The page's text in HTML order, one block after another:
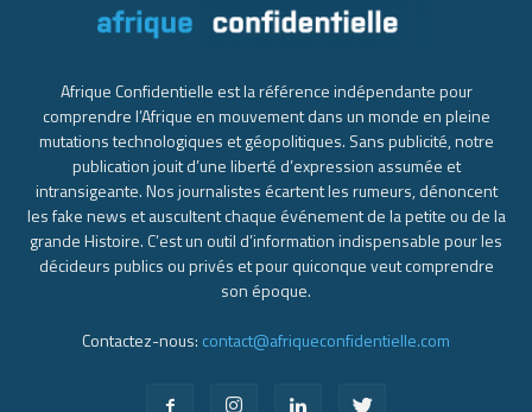
Afrique Confidentielle est la référence indépendante pour
comprendre l’Afrique en mouvement dans un monde en pleine
mutations technologiques et géopolitiques. Sans publicité, notre
publication jouit d’une liberté d’expression assumée et
intransigeante. Nos journalistes écartent les rumeurs, dénoncent
les fake news et auscultent chaque événement de la petite ou de la
grande Histoire. C’est un outil d’information indispensable pour les
décideurs publics ou privés et pour quiconque veut comprendre
son époque.
Contactez-nous: contact@afriqueconfidentielle.com